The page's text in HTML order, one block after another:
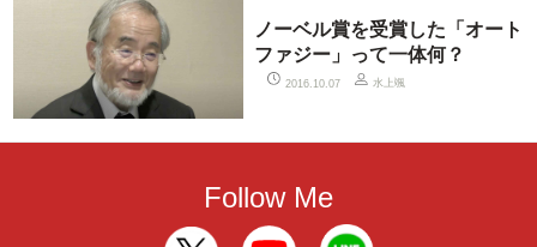
ノーベル賞を受賞した「オート
ファジー」って一体何？
2016.10.07 水上颯
Follow Me